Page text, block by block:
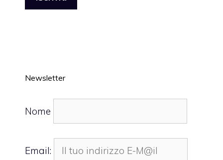
Newsletter
Nome
Email: